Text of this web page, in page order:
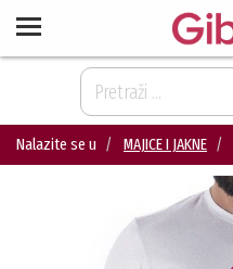
Nalazite se u MAJICE I JAKNE